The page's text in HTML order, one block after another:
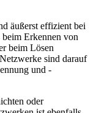
äußerst effizient bei
beim Erkennen von
beim Lösen
Netzwerke sind darauf
und -
oder